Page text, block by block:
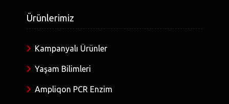
Ürünlerimiz
Kampanyalı Ürünler
Yaşam Bilimleri
Ampliqon PCR Enzim